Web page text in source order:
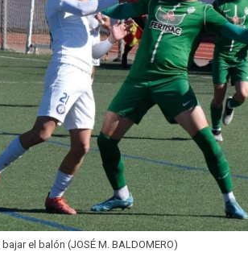
el balón (JOSÉ M. BALDOMERO)